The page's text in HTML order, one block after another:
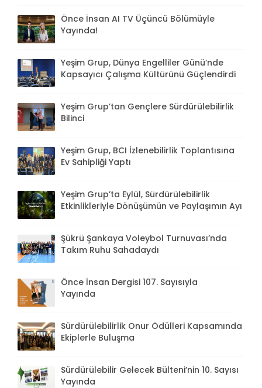
Önce İnsan AI TV Üçüncü Bölümüyle
Yayında!
Yeşim Grup, Dünya Engelliler Günü’nde
Kapsayıcı Çalışma Kültürünü Güçlendirdi
Yeşim Grup’tan Gençlere Sürdürülebilirlik
Bilinci
Yeşim Grup, BCI İzlenebilirlik Toplantısına
Ev Sahipliği Yaptı
Yeşim Grup’ta Eylül, Sürdürülebilirlik
Etkinlikleriyle Dönüşümün ve Paylaşımın Ayı
Şükrü Şankaya Voleybol Turnuvası’nda
Takım Ruhu Sahadaydı
Önce İnsan Dergisi 107. Sayısıyla
Yayında
Sürdürülebilirlik Onur Ödülleri Kapsamında
Ekiplerle Buluşma
Sürdürülebilir Gelecek Bülteni’nin 10. Sayısı
Yayında